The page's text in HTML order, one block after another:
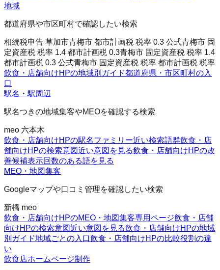
地域
都道府県や市区町村で確認したい検索
相続税申告 草加市青梅市 都市計画税 税率 0.3 公式青梅市 固
定資産税 税率 1.4 都市計画税 0.3青梅市 固定資産税 税率 1.4
都市計画税 0.3 公式青梅市 固定資産税 税率 都市計画税 税率
飲食・店舗向けHPの地域別ガイド都道府県・市区町村の入
口
駅名・駅周辺
駅名つきの地域集客やMEOを確認する検索
meo 六本木
飲食・店舗向けHPの駅名ファミリー近い検索語群飲食・店
舗向けHPの検索意図近い意図を見る飲食・店舗向けHPの改
善候補表示回数のある語を見る
MEO・地図集客
Googleマップや口コミ管理を確認したい検索
新橋 meo
飲食・店舗向けHPのMEO・地図集客専用ページ飲食・店舗
向けHPの検索意図近い意図を見る飲食・店舗向けHPの地域
別ガイド地域ごとの入口飲食・店舗向けHPの比較役割の違
い
飲食店ホームページ制作